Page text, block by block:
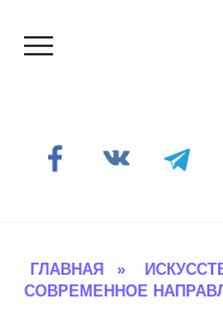
ГЛАВНАЯ »
СОВРЕМЕННОЕ